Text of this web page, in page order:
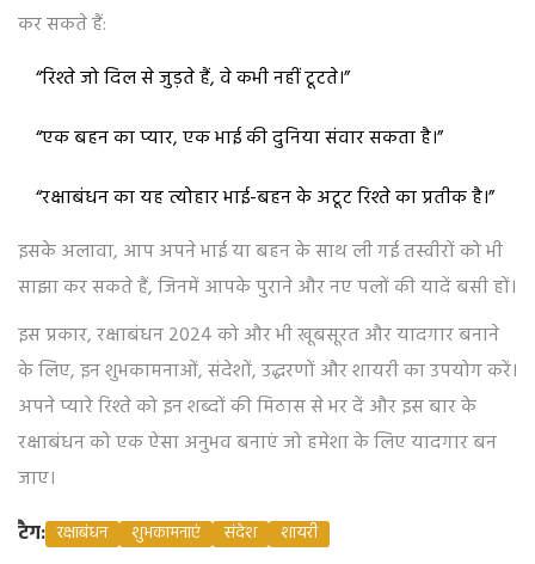
कर सकते हैं:
“रिश्ते जो दिल से जुड़ते हैं, वे कभी नहीं टूटते।”
“एक बहन का प्यार, एक भाई की दुनिया संवार सकता है।”
“रक्षाबंधन का यह त्योहार भाई-बहन के अटूट रिश्ते का प्रतीक है।”
इसके अलावा, आप अपने भाई या बहन के साथ ली गई तस्वीरों को भी
साझा कर सकते हैं, जिनमें आपके पुराने और नए पलों की यादें बसी हों।
इस प्रकार, रक्षाबंधन 2024 को और भी खूबसूरत और यादगार बनाने
के लिए, इन शुभकामनाओं, संदेशों, उद्धरणों और शायरी का उपयोग करें।
अपने प्यारे रिश्ते को इन शब्दों की मिठास से भर दें और इस बार के
रक्षाबंधन को एक ऐसा अनुभव बनाएं जो हमेशा के लिए यादगार बन
जाए।
टैग: रक्षाबंधन शुभकामनाएं संदेश शायरी